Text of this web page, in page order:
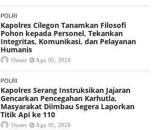
POLRI
Kapolres Cilegon Tanamkan Filosofi
Pohon kepada Personel, Tekankan
Integritas, Komunikasi, dan Pelayanan
Humanis
Owner Agu 05, 2026
POLRI
Kapolres Serang Instruksikan Jajaran
Gencarkan Pencegahan Karhutla,
Masyarakat Diimbau Segera Laporkan
Titik Api ke 110
Owner Agu 05, 2026